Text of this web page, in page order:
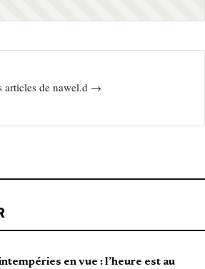
articles de nawel.d →
en vue : l’heure est au